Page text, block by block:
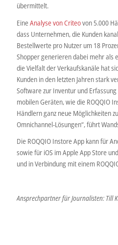
übermittelt.
EineAnalyse von Criteovon 5.000
dass Unternehmen, die Kunden
Bestellwerte pro Nutzer um 18
Shopper generieren dabei mehr als
die Vielfalt der Verkaufskanäle hat
Kunden in den letzten Jahren stark
Software zur Inventur und
mobilen Geräten, wie die ROQQIO
Händlern ganz neue Möglichkeiten
Omnichannel-Lösungen“, führt
Die ROQQIO Instore App kann für
sowie für iOS im Apple App Store
und in Verbindung mit einem
Ansprechpartner für Journalisten: Till